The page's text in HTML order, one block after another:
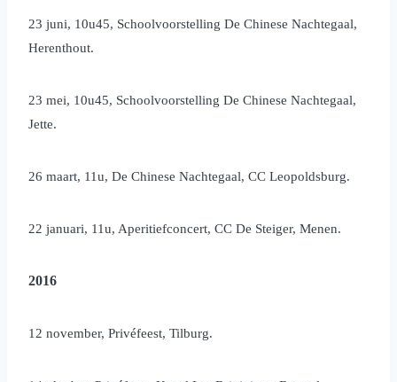
23 juni, 10u45, Schoolvoorstelling De Chinese Nachtegaal,
Herenthout.
23 mei, 10u45, Schoolvoorstelling De Chinese Nachtegaal,
Jette.
26 maart, 11u, De Chinese Nachtegaal, CC Leopoldsburg.
22 januari, 11u, Aperitiefconcert, CC De Steiger, Menen.
2016
12 november, Privéfeest, Tilburg.